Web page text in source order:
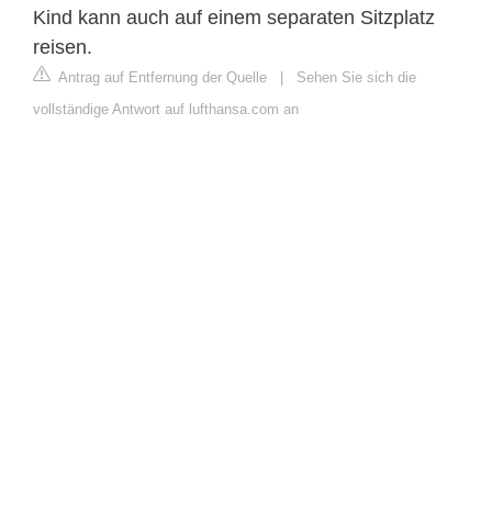
Kind kann auch auf einem separaten Sitzplatz
reisen.
Antrag auf Entfernung der Quelle | Sehen Sie sich die
vollständige Antwort auf lufthansa.com an